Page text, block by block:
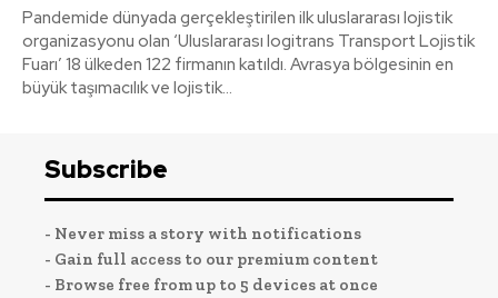
Pandemide dünyada gerçekleştirilen ilk uluslararası lojistik
organizasyonu olan ‘Uluslararası logitrans Transport Lojistik
Fuarı’ 18 ülkeden 122 firmanın katıldı. Avrasya bölgesinin en
büyük taşımacılık ve lojistik...
Subscribe
- Never miss a story with notifications
- Gain full access to our premium content
- Browse free from up to 5 devices at once